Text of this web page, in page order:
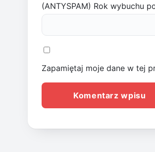
(ANTYSPAM) Rok wybuchu
Zapamiętaj moje dane w tej